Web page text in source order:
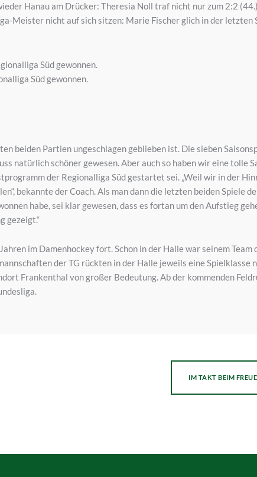
Hanau am Drücker: Theresia Noll traf nicht nur zum 2:2
Meister nicht auf sich sitzen: Marie Fischer glich in der letzten
Süd gewonnen.
beiden Partien ungeschlagen geblieben ist. Die sieben
natürlich schöner gewesen. Aber auch so haben wir eine tolle
der Regionalliga Süd gestartet sei. „Weil wir in der
bekannte der Coach. Als man dann die letzten beiden Spiele
habe, sei klar gewesen, dass es fortan um den Aufstieg
gezeigt.“
im Damenhockey fort. Schon in der Halle war seinem Team
der TG rückten in der Halle jeweils eine Spielklasse
Frankenthal von großer Bedeutung. Ab der kommenden
IM TAKT BEIM